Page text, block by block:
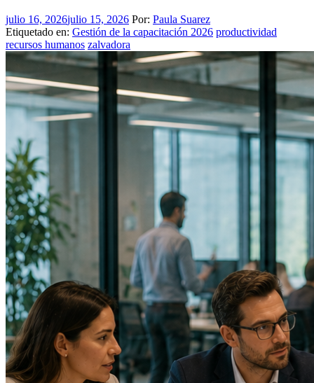
julio 16, 2026julio 15, 2026 Por: Paula Suarez
Etiquetado en: Gestión de la capacitación 2026 productividad
recursos humanos zalvadora